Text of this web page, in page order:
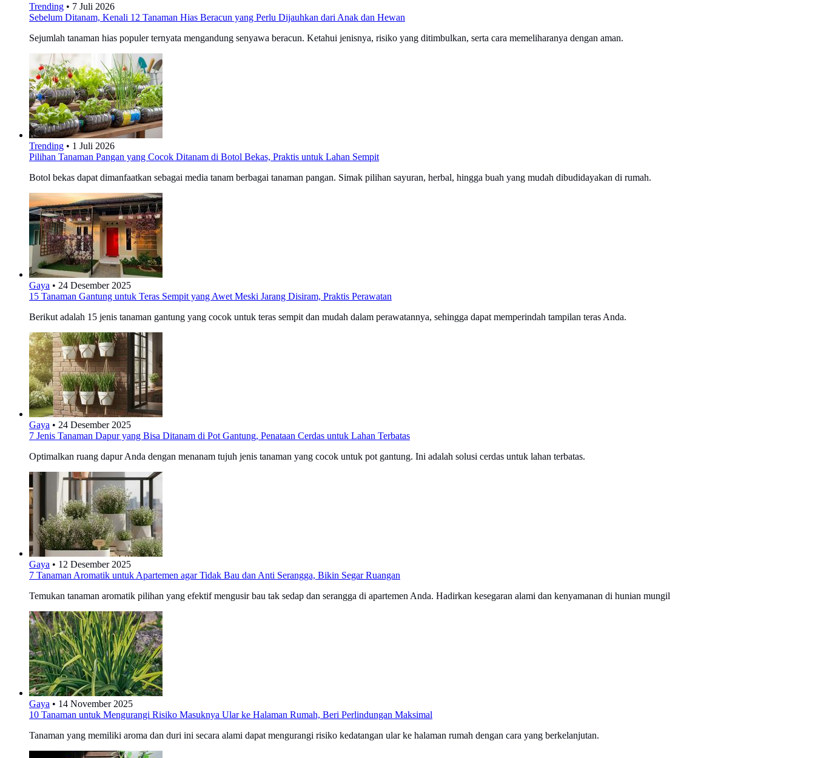
Trending • 7 Juli 2026
Sebelum Ditanam, Kenali 12 Tanaman Hias Beracun yang Perlu Dijauhkan dari Anak dan Hewan
Sejumlah tanaman hias populer ternyata mengandung senyawa beracun. Ketahui jenisnya, risiko yang ditimbulkan, serta cara memeliharanya dengan aman.
Trending • 1 Juli 2026
Pilihan Tanaman Pangan yang Cocok Ditanam di Botol Bekas, Praktis untuk Lahan Sempit
Botol bekas dapat dimanfaatkan sebagai media tanam berbagai tanaman pangan. Simak pilihan sayuran, herbal, hingga buah yang mudah dibudidayakan di rumah.
Gaya • 24 Desember 2025
15 Tanaman Gantung untuk Teras Sempit yang Awet Meski Jarang Disiram, Praktis Perawatan
Berikut adalah 15 jenis tanaman gantung yang cocok untuk teras sempit dan mudah dalam perawatannya, sehingga dapat memperindah tampilan teras Anda.
Gaya • 24 Desember 2025
7 Jenis Tanaman Dapur yang Bisa Ditanam di Pot Gantung, Penataan Cerdas untuk Lahan Terbatas
Optimalkan ruang dapur Anda dengan menanam tujuh jenis tanaman yang cocok untuk pot gantung. Ini adalah solusi cerdas untuk lahan terbatas.
Gaya • 12 Desember 2025
7 Tanaman Aromatik untuk Apartemen agar Tidak Bau dan Anti Serangga, Bikin Segar Ruangan
Temukan tanaman aromatik pilihan yang efektif mengusir bau tak sedap dan serangga di apartemen Anda. Hadirkan kesegaran alami dan kenyamanan di hunian mungil
Gaya • 14 November 2025
10 Tanaman untuk Mengurangi Risiko Masuknya Ular ke Halaman Rumah, Beri Perlindungan Maksimal
Tanaman yang memiliki aroma dan duri ini secara alami dapat mengurangi risiko kedatangan ular ke halaman rumah dengan cara yang berkelanjutan.